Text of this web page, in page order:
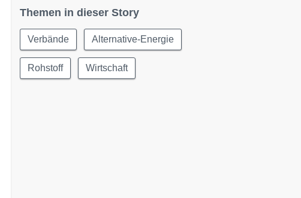
Themen in dieser Story
Verbände Alternative-Energie
Rohstoff Wirtschaft